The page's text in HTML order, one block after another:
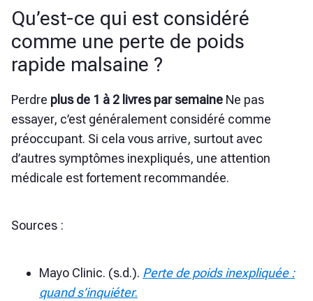
Qu’est-ce qui est considéré
comme une perte de poids
rapide malsaine ?
Perdre plus de 1 à 2 livres par semaine Ne pas
essayer, c’est généralement considéré comme
préoccupant. Si cela vous arrive, surtout avec
d’autres symptômes inexpliqués, une attention
médicale est fortement recommandée.
Sources :
Mayo Clinic. (s.d.). Perte de poids inexpliquée :
quand s’inquiéter.